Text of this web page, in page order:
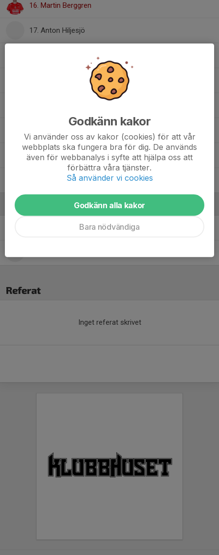
16. Martin Berggren
17. Anton Hiljesjö
87. Fredrik Lundkvist
Jonas Ragnarsson
Ledare
Huvudtränare
Referat
Inget referat skrivet
Godkänn kakor
Vi använder oss av kakor (cookies) för att vår
webbplats ska fungera bra för dig. De används
även för webbanalys i syfte att hjälpa oss att
förbättra våra tjänster.
Så använder vi cookies
Godkänn alla kakor
Bara nödvändiga